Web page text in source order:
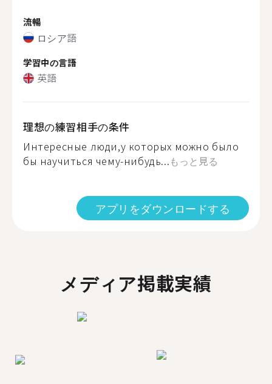
流暢
ロシア語
学習中の言語
英語
理想の練習相手の条件
Интересные люди,у которых можно было
бы научиться чему-нибудь...もっと見る
アプリをダウンロードする
メディア掲載実績